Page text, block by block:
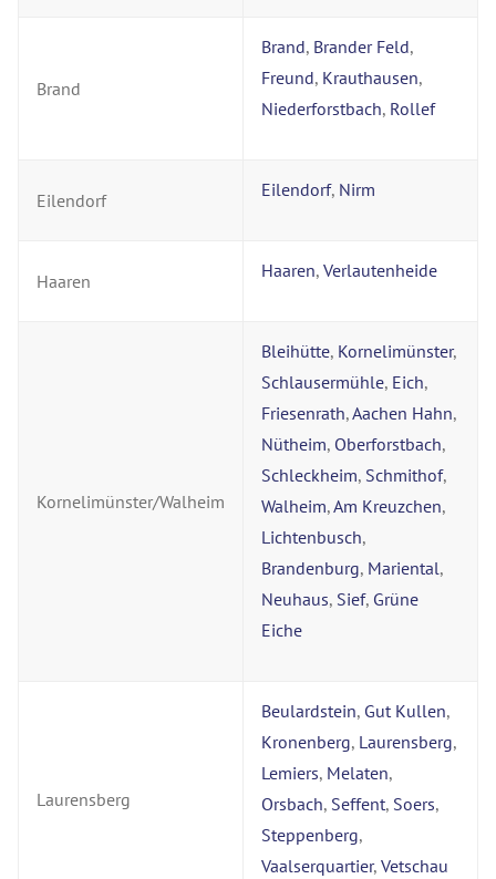
Brand
Brand, Brander Feld,
Freund, Krauthausen,
Niederforstbach, Rollef
Eilendorf Eilendorf, Nirm
Haaren Haaren, Verlautenheide
Kornelimünster/Walheim
Bleihütte, Kornelimünster,
Schlausermühle, Eich,
Friesenrath,Aachen Hahn,
Nütheim, Oberforstbach,
Schleckheim, Schmithof,
Walheim,Am Kreuzchen,
Lichtenbusch,
Brandenburg, Mariental,
Neuhaus, Sief, Grüne
Eiche
Laurensberg
Beulardstein, Gut Kullen,
Kronenberg, Laurensberg,
Lemiers, Melaten,
Orsbach, Seffent, Soers,
Steppenberg,
Vaalserquartier, Vetschau